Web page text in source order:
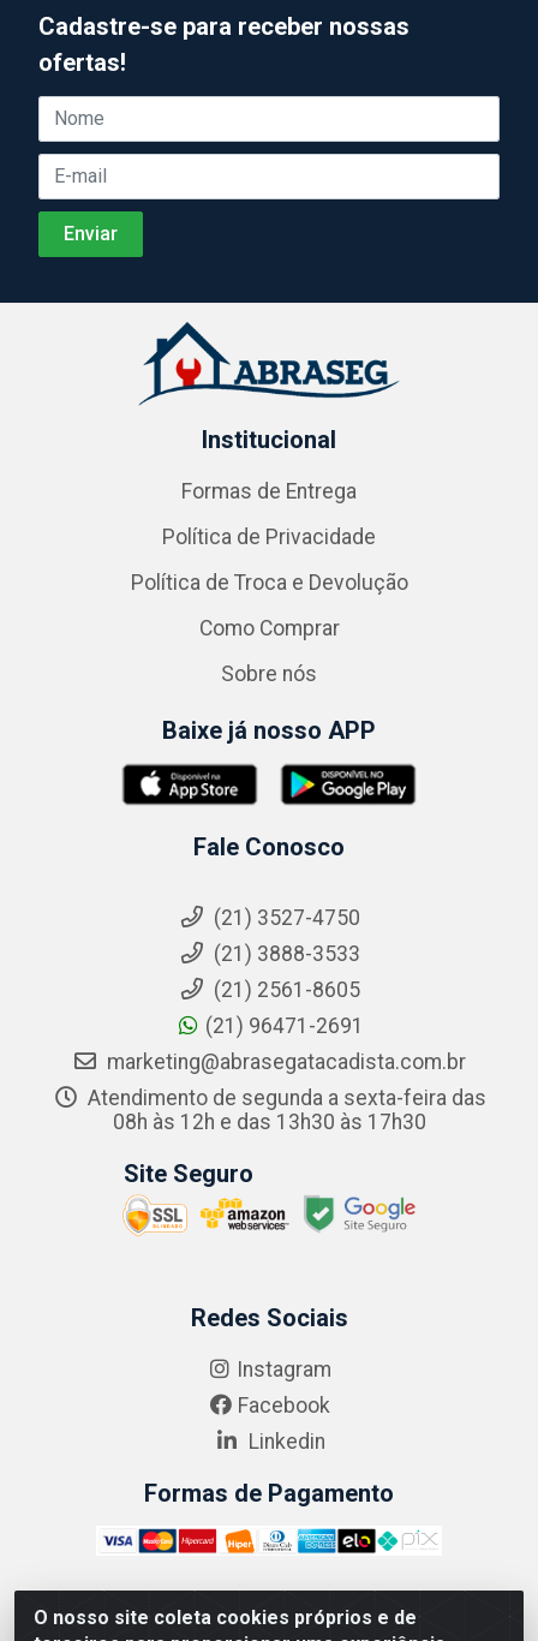
O nosso site coleta cookies próprios e de
Cadastre-se para receber nossas
ofertas!
Institucional
Formas de Entrega
Política de Privacidade
Política de Troca e Devolução
Como Comprar
Sobre nós
Baixe já nosso APP
Fale Conosco
(21) 3527-4750
(21) 3888-3533
(21) 2561-8605
(21) 96471-2691
marketing@abrasegatacadista.com.br
Atendimento de segunda a sexta-feira das
08h às 12h e das 13h30 às 17h30
Site Seguro
Redes Sociais
Instagram
Facebook
Linkedin
Formas de Pagamento
ABRASEG COMÉRCIO ATACADISTA LTDA - CNPJ: